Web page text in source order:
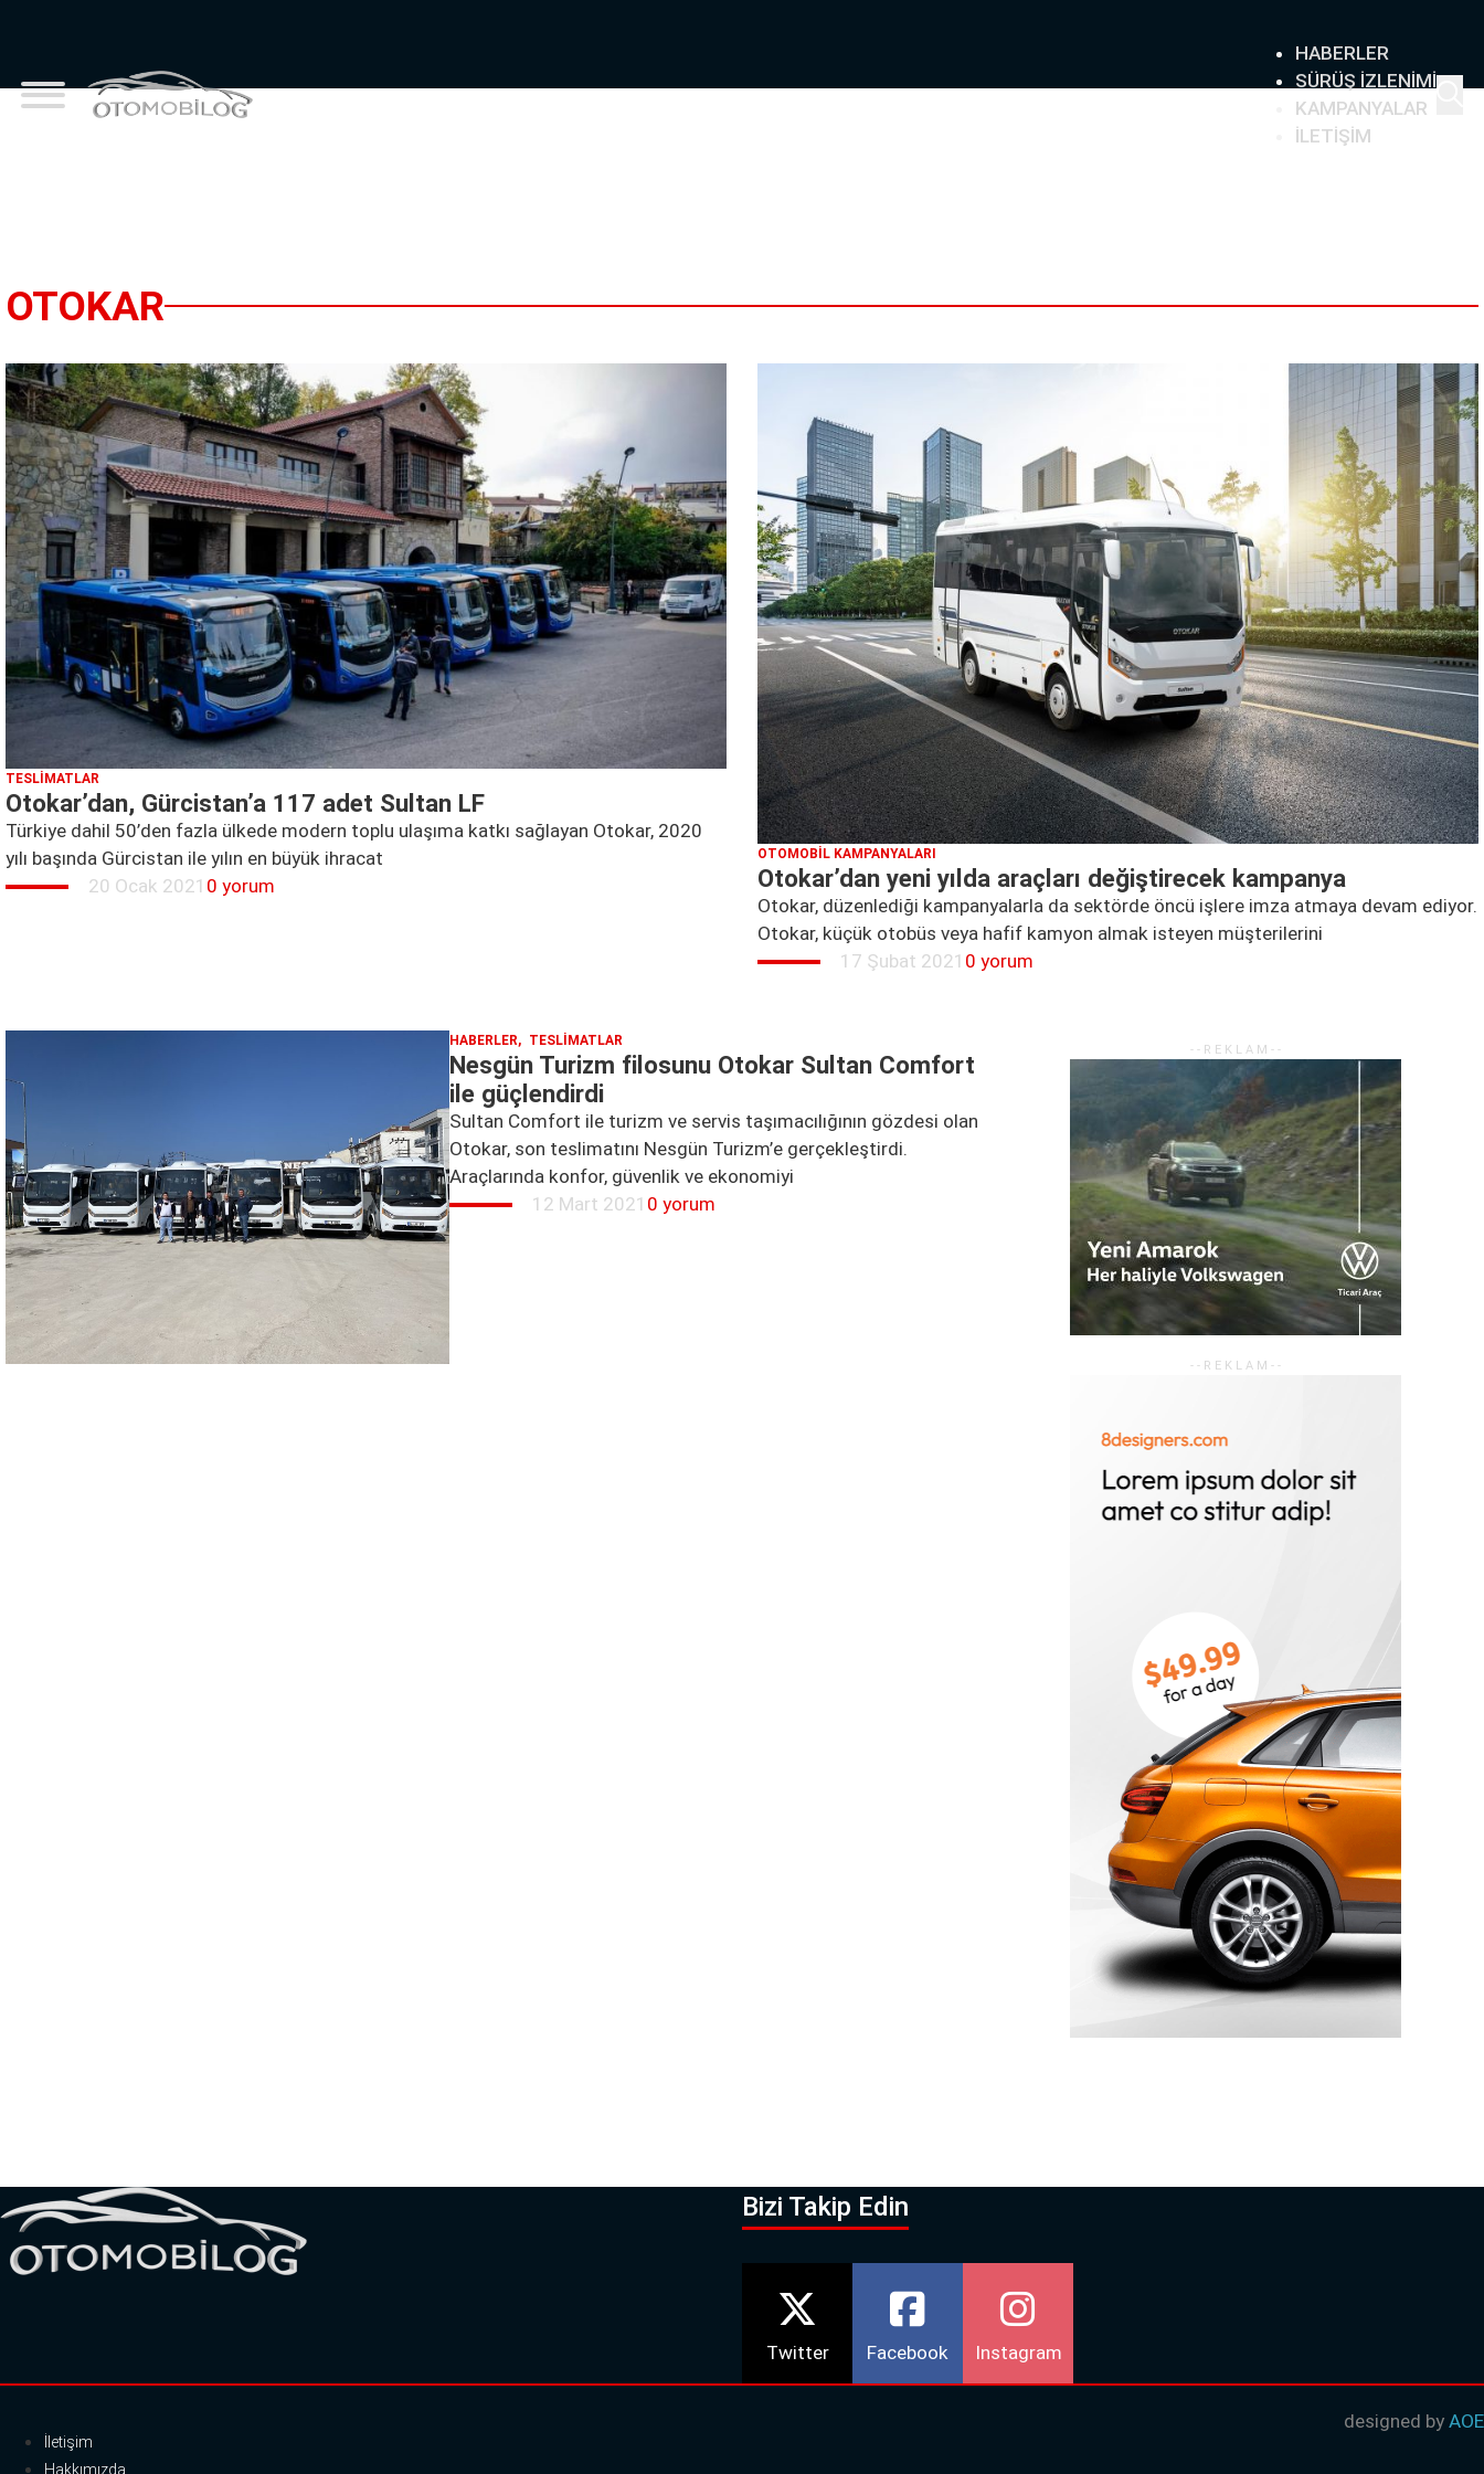
HABERLER
SÜRÜŞ İZLENIMI
KAMPANYALAR
İLETIŞIM
OTOKAR
TESLIMATLAR
Otokar’dan, Gürcistan’a 117 adet Sultan LF
Türkiye dahil 50’den fazla ülkede modern toplu ulaşıma katkı sağlayan Otokar, 2020
yılı başında Gürcistan ile yılın en büyük ihracat
20 Ocak 2021 0 yorum
OTOMOBIL KAMPANYALARI
Otokar’dan yeni yılda araçları değiştirecek kampanya
Otokar, düzenlediği kampanyalarla da sektörde öncü işlere imza atmaya devam ediyor.
Otokar, küçük otobüs veya hafif kamyon almak isteyen müşterilerini
17 Şubat 2021 0 yorum
HABERLER, TESLIMATLAR
Nesgün Turizm filosunu Otokar Sultan Comfort
ile güçlendirdi
Sultan Comfort ile turizm ve servis taşımacılığının gözdesi olan
Otokar, son teslimatını Nesgün Turizm’e gerçekleştirdi.
Araçlarında konfor, güvenlik ve ekonomiyi
12 Mart 2021 0 yorum
Bizi Takip Edin
Twitter Facebook Instagram
İletişim
Hakkımızda
designed by AOE